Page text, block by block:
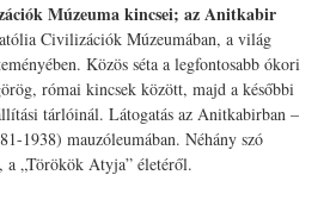
Múzeuma kincsei; az Anitkabir
Civilizációk Múzeumában, a világ
Közös séta a legfontosabb ókori
római kincsek között, majd a későbbi
tárlóinál. Látogatás az Anitkabirban –
1938) mauzóleumában. Néhány szó
a „Törökök Atyja” életéről.